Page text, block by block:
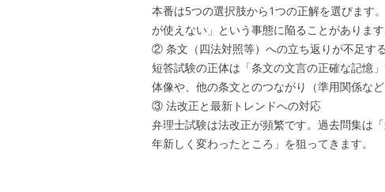
本番は5つの選択肢から1つの正解を選びます
が使えない」という事態に陥ることがあります
② 条文（四法対照等）への立ち返りが不足する
短答試験の正体は「条文の文言の正確な記憶
体像や、他の条文とのつながり（準用関係など
③ 法改正と最新トレンドへの対応
弁理士試験は法改正が頻繁です。過去問集は
年新しく変わったところ」を狙ってきます。